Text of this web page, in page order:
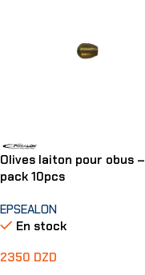
Olives laiton pour obus –
pack 10pcs
EPSEALON
En stock
2350 DZD